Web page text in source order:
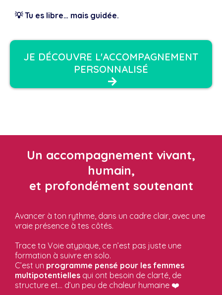
💡 Tu es libre… mais guidée.
JE DÉCOUVRE L'ACCOMPAGNEMENT
PERSONNALISÉ
Un accompagnement vivant,
humain,
et profondément soutenant
Avancer à ton rythme, dans un cadre clair, avec une
vraie présence à tes côtés.
Trace ta Voie atypique, ce n’est pas juste une
formation à suivre en solo.
C’est un programme pensé pour les femmes
multipotentielles qui ont besoin de clarté, de
structure et… d’un peu de chaleur humaine ❤️